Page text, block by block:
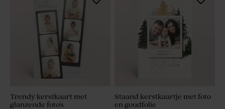
Trendy kerstkaart met
glanzende foto's
Staand kerstkaartje met foto
en goudfolie